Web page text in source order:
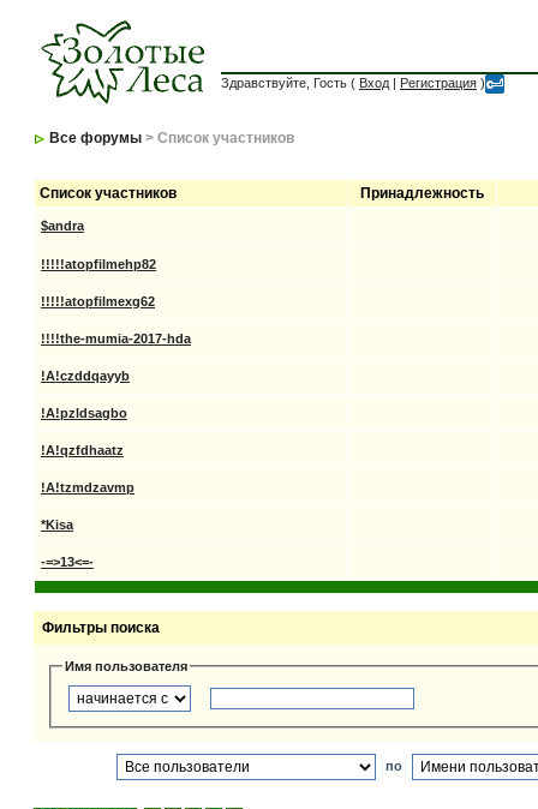
Здравствуйте, Гость ( Вход | Регистрация )
Все форумы > Список участников
Список участников Принадлежность
$andra
!!!!!atopfilmehp82
!!!!!atopfilmexg62
!!!!the-mumia-2017-hda
!A!czddqayyb
!A!pzldsagbo
!A!qzfdhaatz
!A!tzmdzavmp
*Kisa
-=>13<=-
Фильтры поиска
Имя пользователя
по